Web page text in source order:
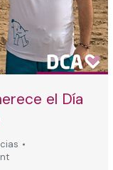
el Día